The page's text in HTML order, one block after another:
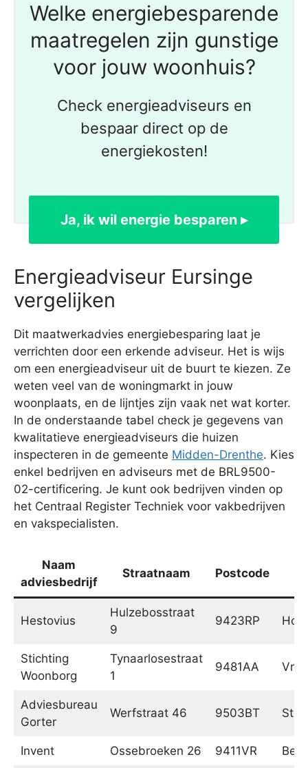
Welke energiebesparende
maatregelen zijn gunstige
voor jouw woonhuis?
Check energieadviseurs en
bespaar direct op de
energiekosten!
Ja, ik wil energie besparen ▸
Energieadviseur Eursinge
vergelijken
Dit maatwerkadvies energiebesparing laat je
verrichten door een erkende adviseur. Het is wijs
om een energieadviseur uit de buurt te kiezen. Ze
weten veel van de woningmarkt in jouw
woonplaats, en de lijntjes zijn vaak net wat korter.
In de onderstaande tabel check je gegevens van
kwalitatieve energieadviseurs die huizen
inspecteren in de gemeente Midden-Drenthe. Kies
enkel bedrijven en adviseurs met de BRL9500-
02-certificering. Je kunt ook bedrijven vinden op
het Centraal Register Techniek voor vakbedrijven
en vakspecialisten.
Naam
adviesbedrijf
Straatnaam Postcode
Hestovius
Hulzebosstraat
9
9423RP
Stichting
Woonborg
Tynaarlosestraat
1
9481AA
Adviesbureau
Gorter
Werfstraat 46 9503BT
Invent Ossebroeken 26 9411VR